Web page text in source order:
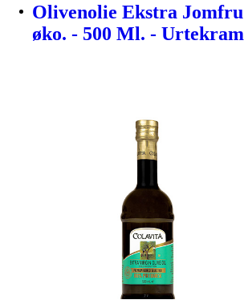
Olivenolie Ekstra Jomfru
øko. - 500 Ml. - Urtekram